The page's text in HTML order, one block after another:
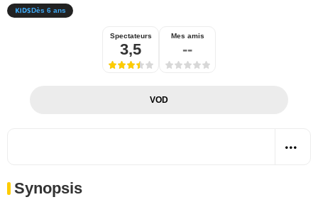
Dès 6 ans
Spectateurs
3,5
Mes amis
--
VOD
Synopsis